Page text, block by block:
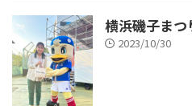
横浜磯子まつ
2023/10/30